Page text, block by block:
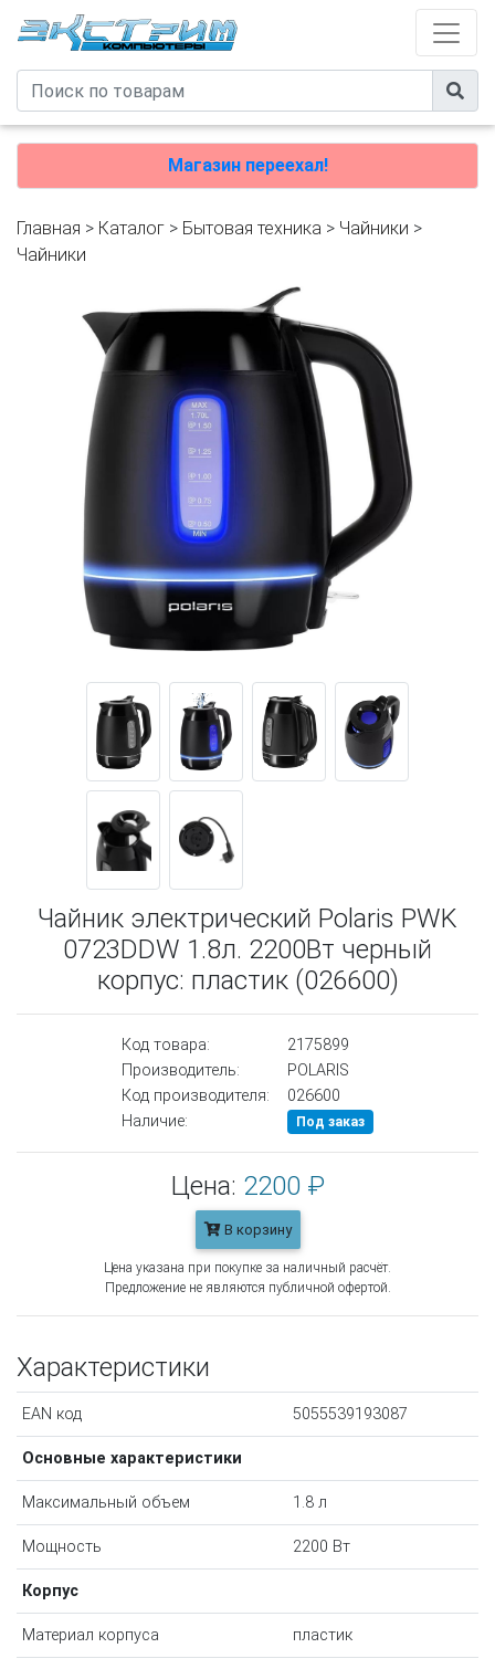
Магазин переехал!
Главная > Каталог > Бытовая техника > Чайники >
Чайники
Чайник электрический Polaris PWK
0723DDW 1.8л. 2200Вт черный
корпус: пластик (026600)
Код товара:
2175899
Производитель:
POLARIS
Код производителя:
026600
Наличие:
Под заказ
Цена: 2200 ₽
В корзину
Цена указана при покупке за наличный расчёт.
Предложение не являются публичной офертой.
Характеристики
EAN код 5055539193087
Основные характеристики
Максимальный объем 1.8 л
Мощность 2200 Вт
Корпус
Материал корпуса пластик